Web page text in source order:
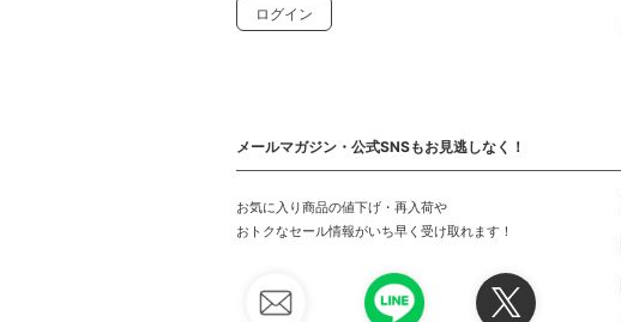
ログイン
メールマガジン・公式SNSもお見逃しなく！
お気に入り商品の値下げ・再入荷や
おトクなセール情報がいち早く受け取れます！